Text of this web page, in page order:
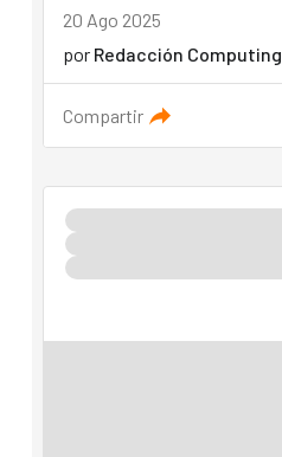
20 Ago 2025
por Redacción Computing
Compartir